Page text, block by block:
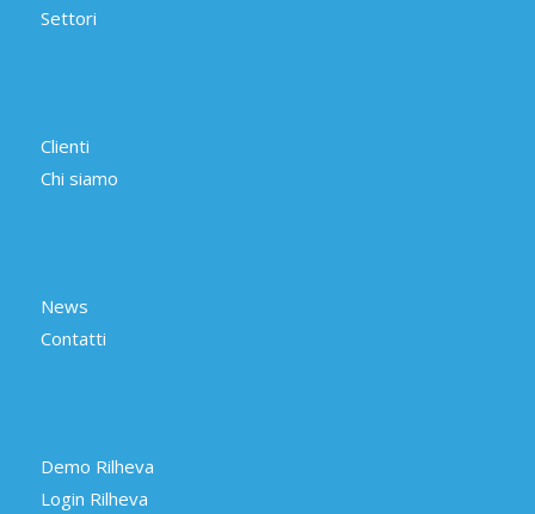
Settori
Clienti
Chi siamo
News
Contatti
Demo Rilheva
Login Rilheva